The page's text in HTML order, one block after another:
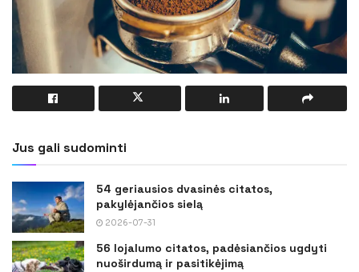
Jus gali sudominti
54 geriausios dvasinės citatos,
pakylėjančios sielą
2026-07-31
56 lojalumo citatos, padėsiančios ugdyti
nuoširdumą ir pasitikėjimą